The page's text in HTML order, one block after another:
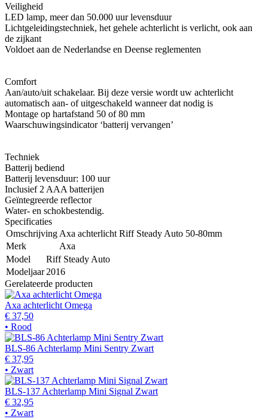
Veiligheid
LED lamp, meer dan 50.000 uur levensduur
Lichtgeleidingstechniek, het gehele achterlicht is verlicht, ook aan
de zijkant
Voldoet aan de Nederlandse en Deense reglementen
Comfort
Aan/auto/uit schakelaar. Bij deze versie wordt uw achterlicht
automatisch aan- of uitgeschakeld wanneer dat nodig is
Montage op hartafstand 50 of 80 mm
Waarschuwingsindicator ‘batterij vervangen’
Techniek
Batterij bediend
Batterij levensduur: 100 uur
Inclusief 2 AAA batterijen
Geïntegreerde reflector
Water- en schokbestendig.
Specificaties
Omschrijving Axa achterlicht Riff Steady Auto 50-80mm
Merk
Axa
Model
Riff Steady Auto
Modeljaar 2016
Gerelateerde producten
Axa achterlicht Omega
€ 37,50
• Rood
BLS-86 Achterlamp Mini Sentry Zwart
€ 37,95
• Zwart
BLS-137 Achterlamp Mini Signal Zwart
€ 32,95
• Zwart